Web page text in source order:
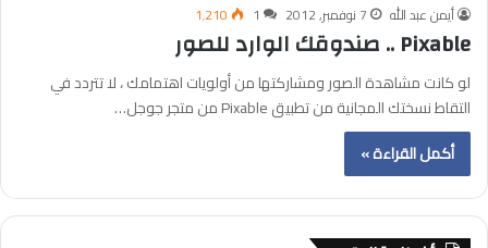
أيمن عبد الله 7 نوفمبر, 2012 1 1٬210
Pixable .. صندوقك الوارد للصور
لو كانت مشاهدة الصور ومشاركتها من أولويات اهتمامك ، لا تتردد في
التقاط نسختك المجانية من تطبيق Pixable من متجر جوجل…
أكمل القراءة »